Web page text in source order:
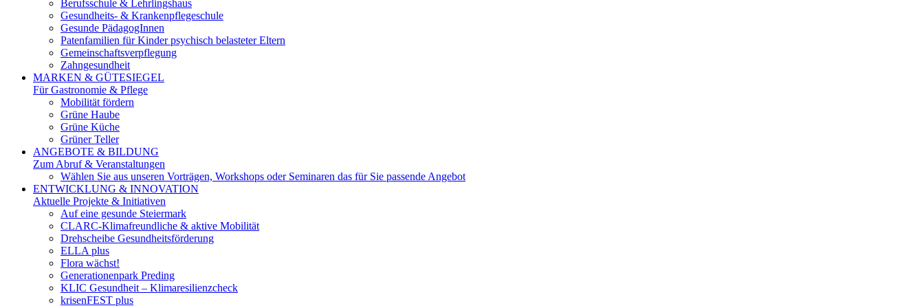
Berufsschule & Lehrlingshaus
Gesundheits- & Krankenpflegeschule
Gesunde PädagogInnen
Patenfamilien für Kinder psychisch belasteter Eltern
Gemeinschaftsverpflegung
Zahngesundheit
MARKEN & GÜTESIEGEL
Für Gastronomie & Pflege
Mobilität fördern
Grüne Haube
Grüne Küche
Grüner Teller
ANGEBOTE & BILDUNG
Zum Abruf & Veranstaltungen
Wählen Sie aus unseren Vorträgen, Workshops oder Seminaren das für Sie passende Angebot
ENTWICKLUNG & INNOVATION
Aktuelle Projekte & Initiativen
Auf eine gesunde Steiermark
CLARC-Klimafreundliche & aktive Mobilität
Drehscheibe Gesundheitsförderung
ELLA plus
Flora wächst!
Generationenpark Preding
KLIC Gesundheit – Klimaresilienzcheck
krisenFEST plus